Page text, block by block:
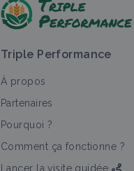
Triple Performance
À propos
Partenaires
Pourquoi ?
Comment ça fonctionne ?
Lancer la visite guidée